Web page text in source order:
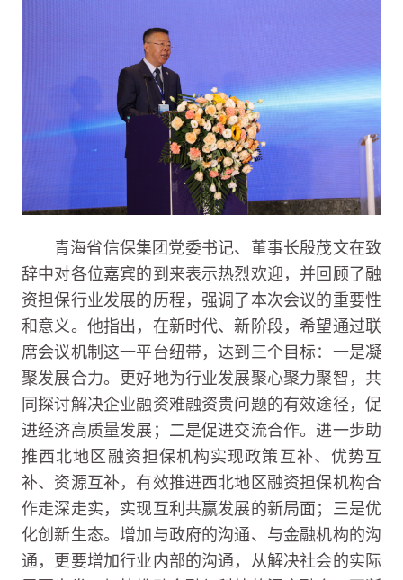
青海省信保集团党委书记、董事长殷茂文在致
辞中对各位嘉宾的到来表示热烈欢迎，并回顾了融
资担保行业发展的历程，强调了本次会议的重要性
和意义。他指出，在新时代、新阶段，希望通过联
席会议机制这一平台纽带，达到三个目标：一是凝
聚发展合力。更好地为行业发展聚心聚力聚智，共
同探讨解决企业融资难融资贵问题的有效途径，促
进经济高质量发展；二是促进交流合作。进一步助
推西北地区融资担保机构实现政策互补、优势互
补、资源互补，有效推进西北地区融资担保机构合
作走深走实，实现互利共赢发展的新局面；三是优
化创新生态。增加与政府的沟通、与金融机构的沟
通，更要增加行业内部的沟通，从解决社会的实际